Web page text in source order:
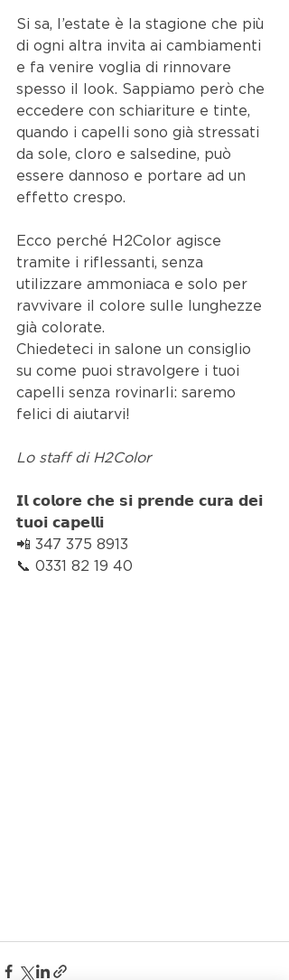
Si sa, l’estate è la stagione che più
di ogni altra invita ai cambiamenti
e fa venire voglia di rinnovare
spesso il look. Sappiamo però che
eccedere con schiariture e tinte,
quando i capelli sono già stressati
da sole, cloro e salsedine, può
essere dannoso e portare ad un
effetto crespo.
Ecco perché H2Color agisce
tramite i riflessanti, senza
utilizzare ammoniaca e solo per
ravvivare il colore sulle lunghezze
già colorate.
Chiedeteci in salone un consiglio
su come puoi stravolgere i tuoi
capelli senza rovinarli: saremo
felici di aiutarvi!
Lo staff di H2Color
𝗜𝗹 𝗰𝗼𝗹𝗼𝗿𝗲 𝗰𝗵𝗲 𝘀𝗶 𝗽𝗿𝗲𝗻𝗱𝗲 𝗰𝘂𝗿𝗮 𝗱𝗲𝗶
𝘁𝘂𝗼𝗶 𝗰𝗮𝗽𝗲𝗹𝗹𝗶
📲 347 375 8913
📞 0331 82 19 40